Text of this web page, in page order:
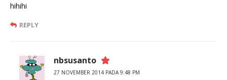
hihihi
REPLY
nbsusanto
27 NOVEMBER 2014 PADA 9:48 PM